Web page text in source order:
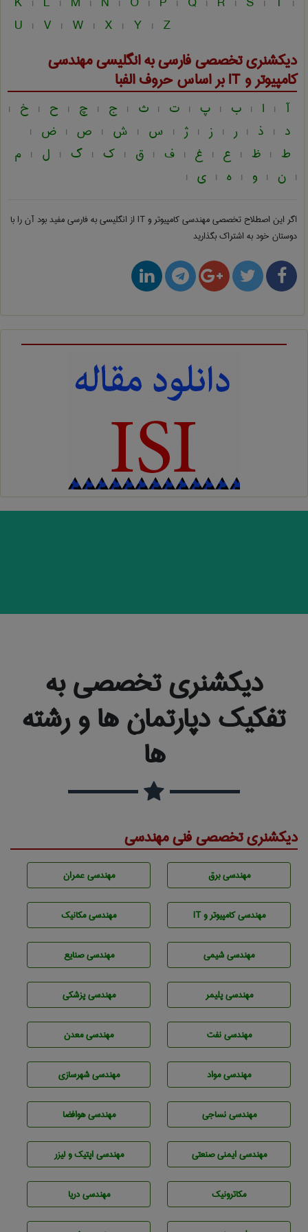
| | | | | | | | | |
U | V | W | X | Y | Z
دیکشنری تخصصی فارسی به انگلیسیمهندسی
كامپيوتر و IT بر اساس حروف الفبا
آ | ا | ب | پ | ت | ث | ج | چ | ح | خ |
د | ذ | ر | ز | ژ | س | ش | ص | ض |
ط | ظ | ع | غ | ف | ق | ک | گ | ل | م
| ن | و | ه | ی |
اگر این اصطلاح تخصصیمهندسی كامپيوتر و IT از انگلیسی به فارسی
مفید بود آن را با
دوستان خود به اشتراک بگذارید
دیکشنری تخصصی به
تفکیک دپارتمان ها و رشته
ها
دیکشنری تخصصی فنی مهندسی
مهندسی برق مهندسی عمران
مهندسی كامپيوتر و IT مهندسی مکانیک
مهندسي شيمی مهندسی صنايع
مهندسی پليمر مهندسی پزشکی
مهندسی نفت مهندسی معدن
مهندسی مواد مهندسی شهرسازی
مهندسي نساجی مهندسی هوافضا
مهندسی ایمنی صنعتی مهندسی اپتیک و لیزر
مکاترونیک مهندسی دریا